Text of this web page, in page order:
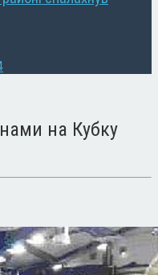
на Кубку